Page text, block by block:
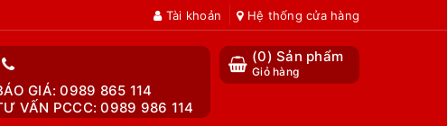
Tài khoản Hệ thống cửa hàng
(0) Sản phẩm
Giỏ hàng
GIÁ: 0989 865 114
VẤN PCCC: 0989 986 114